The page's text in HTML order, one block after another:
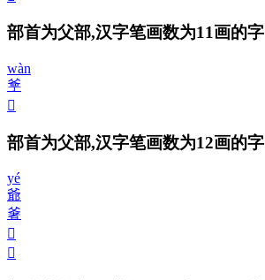
部首为父部,汉字笔画数为11画的字
wàn
㸘
𤕕
部首为父部,汉字笔画数为12画的字
yé
爺
㸙
𤕖
𤕗